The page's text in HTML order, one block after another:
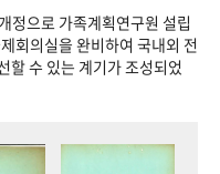
정으로 가족계획연구원 설립
회의실을 완비하여 국내외 전
할 수 있는 계기가 조성되었